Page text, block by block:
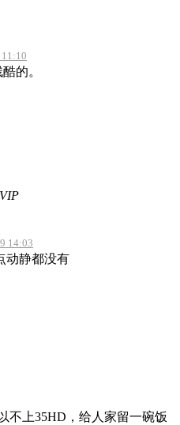
的。
14:03
动静都没有
不上35HD，给人家留一碗饭